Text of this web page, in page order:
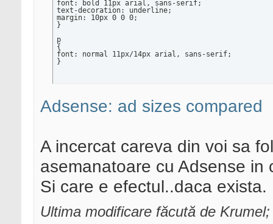
font: bold 11px arial, sans-serif;
text-decoration: underline;
margin: 10px 0 0 0;
}
p
{
font: normal 11px/14px arial, sans-serif;
}
Adsense: ad sizes compared
A incercat careva din voi sa
asemanatoare cu Adsense in
Si care e efectul..daca exista.
Ultima modificare făcută de